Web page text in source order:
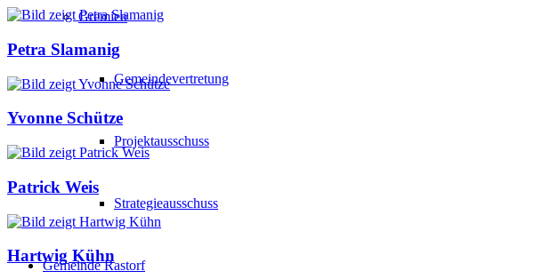
Gremien
Gemeindevertretung
Projektausschuss
Strategieausschuss
Gemeinde Rastorf
Petra Slamanig
Yvonne Schütze
Patrick Weis
Hartwig Kühn